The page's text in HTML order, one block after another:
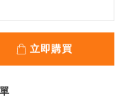
立即購買